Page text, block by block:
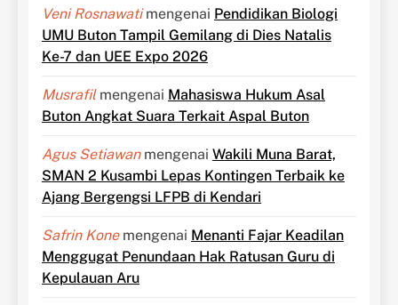
Veni Rosnawatimengenai Pendidikan Biologi
UMU Buton Tampil Gemilang di Dies Natalis
Ke-7 dan UEE Expo 2026
Musrafilmengenai Mahasiswa Hukum Asal
Buton Angkat Suara Terkait Aspal Buton
Agus Setiawanmengenai Wakili Muna Barat,
SMAN 2 Kusambi Lepas Kontingen Terbaik ke
Ajang Bergengsi LFPB di Kendari
Safrin Konemengenai Menanti Fajar Keadilan
Menggugat Penundaan Hak Ratusan Guru di
Kepulauan Aru